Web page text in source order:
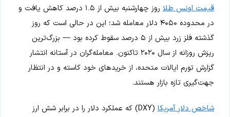
قیمت اونس طلا
روز چهارشنبه بیش از ۱.۵ درصد کاهش یافت و
در محدوده ۴۰۵۰ دلار معامله شد؛ این در حالی است که روز
گذشته فلز زرد بیش از ۵ درصد سقوط کرده بود — بزرگ‌ترین
ریزش روزانه از سال ۲۰۲۰ تاکنون. معامله‌گران در آستانه انتشار
گزارش تورم ایالات متحده، از خریدهای خود کاسته و در انتظار
جهت‌گیری تازه بازار هستند.
شاخص دلار آمریکا
(DXY) که عملکرد دلار را در برابر شش ارز